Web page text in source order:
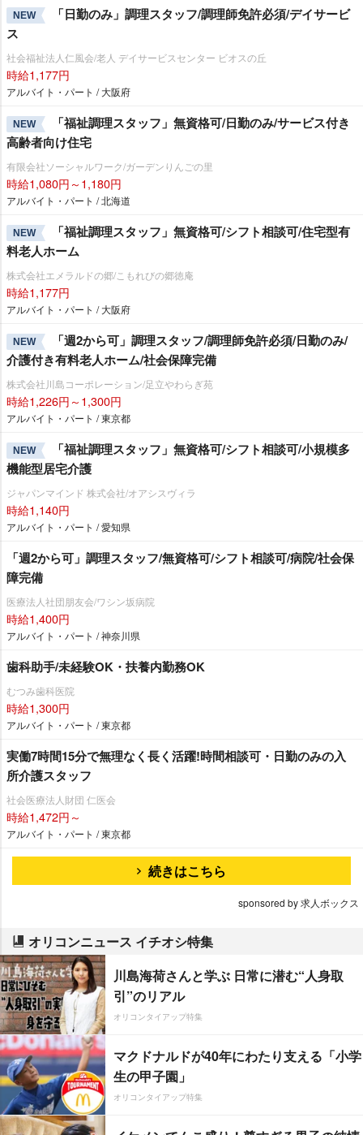
NEW
「日勤のみ」調理スタッフ/調理師免許必須/デイサービ
ス
社会福祉法人仁風会/老人 デイサービスセンター ビオスの丘
時給1,177円
アルバイト・パート / 大阪府
NEW
「福祉調理スタッフ」無資格可/日勤のみ/サービス付き
高齢者向け住宅
有限会社ソーシャルワーク/ガーデンりんごの里
時給1,080円～1,180円
アルバイト・パート / 北海道
NEW
「福祉調理スタッフ」無資格可/シフト相談可/住宅型有
料老人ホーム
株式会社エメラルドの郷/こもれびの郷徳庵
時給1,177円
アルバイト・パート / 大阪府
NEW
「週2から可」調理スタッフ/調理師免許必須/日勤のみ/
介護付き有料老人ホーム/社会保障完備
株式会社川島コーポレーション/足立やわらぎ苑
時給1,226円～1,300円
アルバイト・パート / 東京都
NEW
「福祉調理スタッフ」無資格可/シフト相談可/小規模多
機能型居宅介護
ジャパンマインド 株式会社/オアシスヴィラ
時給1,140円
アルバイト・パート / 愛知県
「週2から可」調理スタッフ/無資格可/シフト相談可/病院/社会保
障完備
医療法人社団朋友会/ワシン坂病院
時給1,400円
アルバイト・パート / 神奈川県
歯科助手/未経験OK・扶養内勤務OK
むつみ歯科医院
時給1,300円
アルバイト・パート / 東京都
実働7時間15分で無理なく長く活躍!時間相談可・日勤のみの入
所介護スタッフ
社会医療法人財団 仁医会
時給1,472円～
アルバイト・パート / 東京都
続きはこちら
sponsored by 求人ボックス
オリコンニュース イチオシ特集
川島海荷さんと学ぶ 日常に潜む“人身取
引”のリアル
オリコンタイアップ特集
マクドナルドが40年にわたり支える「小学
生の甲子園」
オリコンタイアップ特集